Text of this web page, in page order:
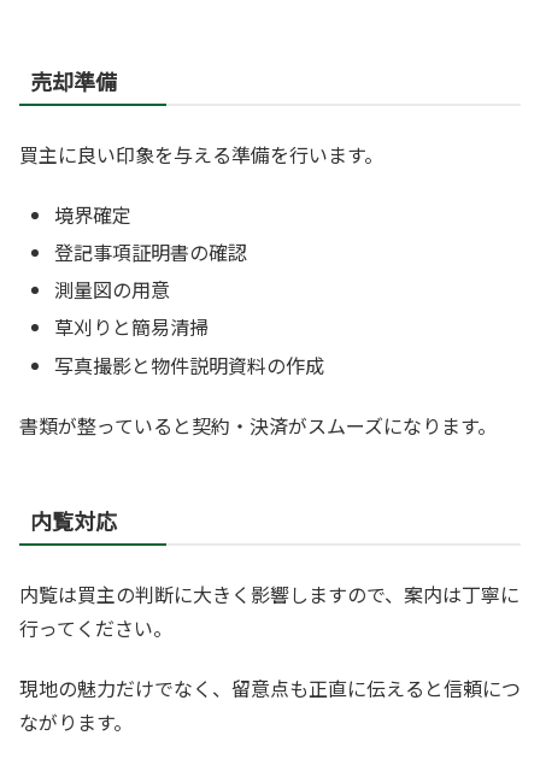
売却準備
買主に良い印象を与える準備を行います。
境界確定
登記事項証明書の確認
測量図の用意
草刈りと簡易清掃
写真撮影と物件説明資料の作成
書類が整っていると契約・決済がスムーズになります。
内覧対応
内覧は買主の判断に大きく影響しますので、案内は丁寧に
行ってください。
現地の魅力だけでなく、留意点も正直に伝えると信頼につ
ながります。